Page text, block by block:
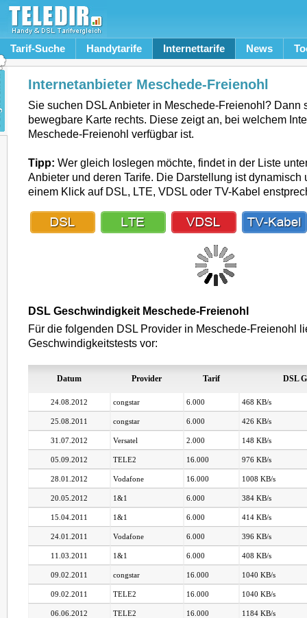
Tarif-Suche Handytarife Internettarife News
Internetanbieter Meschede-Freienohl
Sie suchen DSL Anbieter in Meschede-Freienohl? Dann
bewegbare Karte rechts. Diese zeigt an, bei welchem
Meschede-Freienohl verfügbar ist.
Tipp: Wer gleich loslegen möchte, findet in der Liste
Anbieter und deren Tarife. Die Darstellung ist dynamisch
einem Klick auf DSL, LTE, VDSL oder TV-Kabel
DSL Geschwindigkeit Meschede-Freienohl
Für die folgenden DSL Provider in Meschede-Freienohl
Geschwindigkeitstests vor:
Datum Provider Tarif DSL
24.08.2012 congstar 6.000 468 KB/s
25.08.2011 congstar 6.000 426 KB/s
31.07.2012 Versatel 2.000 148 KB/s
05.09.2012 TELE2 16.000 976 KB/s
28.01.2012 Vodafone 16.000 1008 KB/s
20.05.2012 1&1 6.000 384 KB/s
15.04.2011 1&1 6.000 414 KB/s
24.01.2011 Vodafone 6.000 396 KB/s
11.03.2011 1&1 6.000 408 KB/s
09.02.2011 congstar 16.000 1040 KB/s
09.02.2011 TELE2 16.000 1040 KB/s
06.06.2012 TELE2 16.000 1184 KB/s